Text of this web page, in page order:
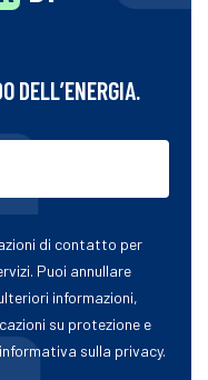
DELL’ENERGIA.
di contatto per
Puoi annullare
informazioni,
su protezione e
sulla privacy.